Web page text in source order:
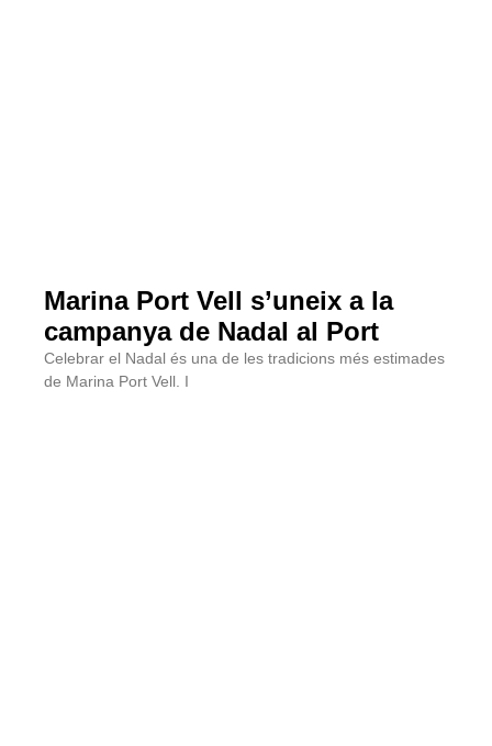
Marina Port Vell s’uneix a la
campanya de Nadal al Port
Celebrar el Nadal és una de les tradicions més estimades
de Marina Port Vell. I